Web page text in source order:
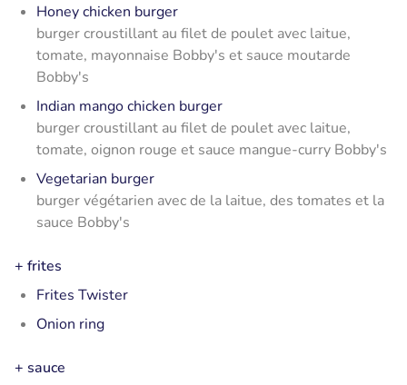
Honey chicken burger
burger croustillant au filet de poulet avec laitue,
tomate, mayonnaise Bobby's et sauce moutarde
Bobby's
Indian mango chicken burger
burger croustillant au filet de poulet avec laitue,
tomate, oignon rouge et sauce mangue-curry Bobby's
Vegetarian burger
burger végétarien avec de la laitue, des tomates et la
sauce Bobby's
+ frites
Frites Twister
Onion ring
+ sauce